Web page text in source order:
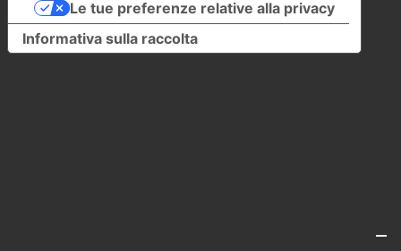
Informativa sulla raccolta
Le tue preferenze relative alla privacy